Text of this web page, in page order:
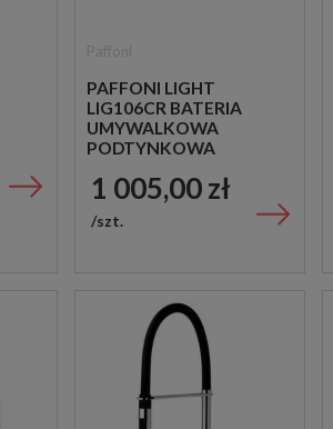
PAFFONI LIGHT
LIG106CR BATERIA
UMYWALKOWA
PODTYNKOWA
CHROM
1 005,00 zł
szt.